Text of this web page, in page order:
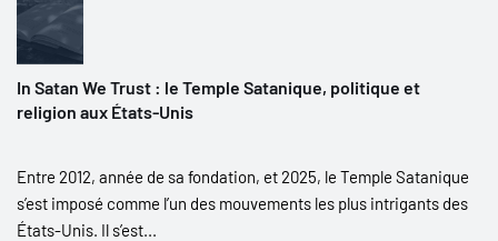
In Satan We Trust : le Temple Satanique, politique et
religion aux États-Unis
Entre 2012, année de sa fondation, et 2025, le Temple Satanique
s’est imposé comme l’un des mouvements les plus intrigants des
États-Unis. Il s’est...